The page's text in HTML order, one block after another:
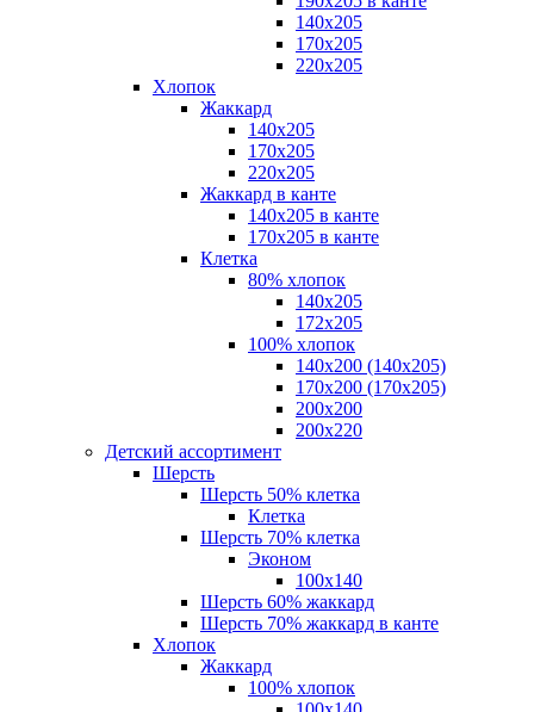
140х205
170х205
220х205
Хлопок
Жаккард
140x205
170х205
220х205
Жаккард в канте
140х205 в канте
170х205 в канте
Клетка
80% хлопок
140x205
172х205
100% хлопок
140x200 (140х205)
170x200 (170х205)
200х200
200х220
Детский ассортимент
Шерсть
Шерсть 50% клетка
Клетка
Шерсть 70% клетка
Эконом
100x140
Шерсть 60% жаккард
Шерсть 70% жаккард в канте
Хлопок
Жаккард
100% хлопок